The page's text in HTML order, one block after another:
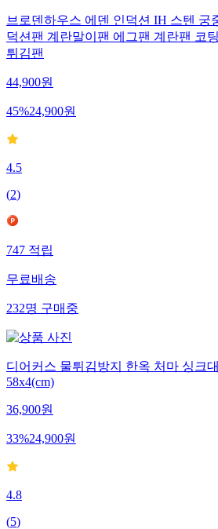
브로덴하우스 에덴 인덕션 IH 스텐 궁
덕션팬 계란말이팬 에그팬 계란팬 코
튀김팬
44,900원
45%24,900원
4.5
(2)
747적립
무료배송
232명구매중
디어커스 물튀김방지 한옥 처마 싱크
58x4(cm)
36,900원
33%24,900원
4.8
(5)